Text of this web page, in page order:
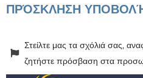
ΠΡΌΣΚΛΗΣΗ
Στείλτε μας τα σχόλιά σας,
ζητήστε πρόσβαση στα